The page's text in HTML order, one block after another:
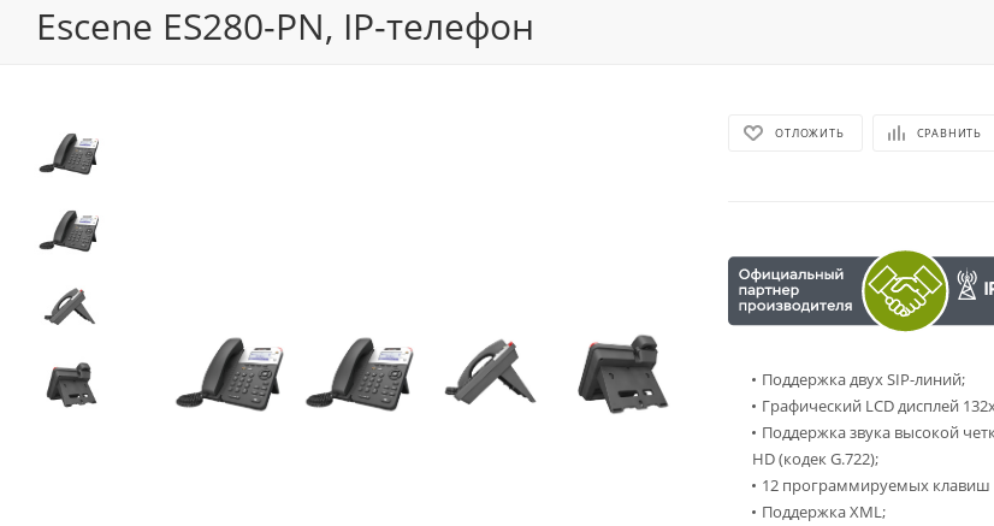
Escene ES280-PN, IP-телефон
ОТЛОЖИТЬ СРАВНИТЬ
Поддержка двух SIP-линий;
Графический LCD дисплей
Поддержка звука высокой
HD (кодек G.722);
12 программируемых клавиш
Поддержка XML;